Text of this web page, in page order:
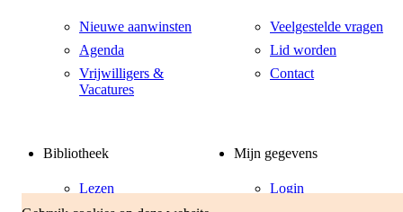
Nieuwe aanwinsten
Agenda
Vrijwilligers &
Vacatures
Veelgestelde vragen
Lid worden
Contact
Bibliotheek
Lezen
Mijn gegevens
Login